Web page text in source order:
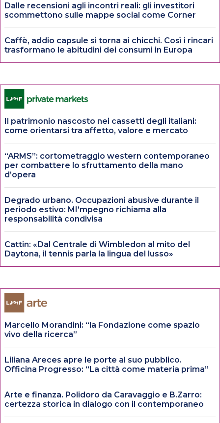
Dalle recensioni agli incontri reali: gli investitori
scommettono sulle mappe social come Corner
Caffè, addio capsule si torna ai chicchi. Così i rincari
trasformano le abitudini dei consumi in Europa
Il patrimonio nascosto nei cassetti degli italiani:
come orientarsi tra affetto, valore e mercato
“ARMS”: cortometraggio western contemporaneo
per combattere lo sfruttamento della mano
d’opera
Degrado urbano. Occupazioni abusive durante il
periodo estivo: MI’mpegno richiama alla
responsabilità condivisa
Cattin: «Dal Centrale di Wimbledon al mito del
Daytona, il tennis parla la lingua del lusso»
Marcello Morandini: “la Fondazione come spazio
vivo della ricerca”
Liliana Areces apre le porte al suo pubblico.
Officina Progresso: “La città come materia prima”
Arte e finanza. Polidoro da Caravaggio e B.Zarro:
certezza storica in dialogo con il contemporaneo